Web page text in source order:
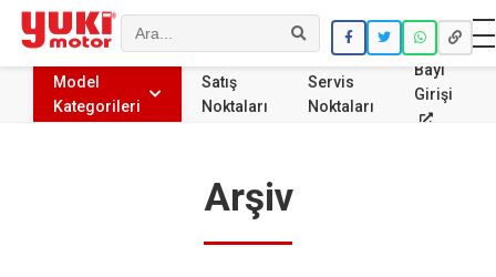
Ara
Model
Kategorileri
Satış
Noktaları
Servis
Noktaları
Bayi
Girişi
Arşiv